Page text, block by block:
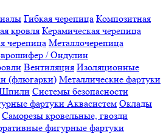
Гибкая черепица Композитная
кровля Керамическая черепица
черепица Металлочерепица
/ Ондулин
Вентиляция Изоляционные
(флюгарки) Металлические фартуки
Системы безопасности
фартуки Аквасистем Оклады
Саморезы кровельные, гвозди
фигурные фартуки